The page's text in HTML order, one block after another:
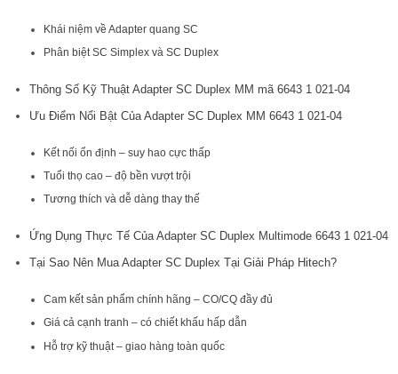
Khái niệm về Adapter quang SC
Phân biệt SC Simplex và SC Duplex
Thông Số Kỹ Thuật Adapter SC Duplex MM mã 6643 1 021-04
Ưu Điểm Nổi Bật Của Adapter SC Duplex MM 6643 1 021-04
Kết nối ổn định – suy hao cực thấp
Tuổi thọ cao – độ bền vượt trội
Tương thích và dễ dàng thay thế
Ứng Dụng Thực Tế Của Adapter SC Duplex Multimode 6643 1 021-04
Tại Sao Nên Mua Adapter SC Duplex Tại Giải Pháp Hitech?
Cam kết sản phẩm chính hãng – CO/CQ đầy đủ
Giá cả cạnh tranh – có chiết khấu hấp dẫn
Hỗ trợ kỹ thuật – giao hàng toàn quốc